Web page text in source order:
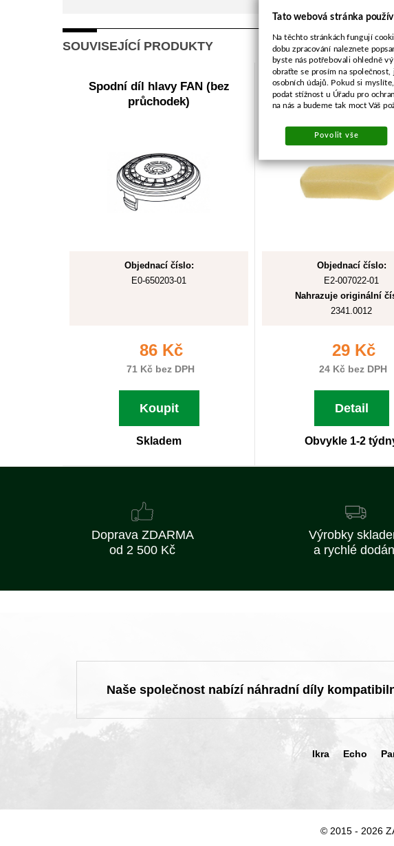
SOUVISEJÍCÍ PRODUKTY
Spodní díl hlavy FAN (bez
průchodek)
Objednací číslo:
E0-650203-01
86 Kč
71 Kč bez DPH
Koupit
Skladem
Filtr vzduchový pro
Objednací číslo:
E2-007022-01
Nahrazuje originální
2341.0012
29 Kč
24 Kč bez DPH
Detail
Obvykle 1-2
Doprava ZDARMA
od 2 500 Kč
Výrobky
a rychlé
Naše společnost nabízí náhradní díly
Ikra Echo
© 2015 - 2026
Tato webová stránka
Na těchto stránkách fungují
dobu zpracování naleznete
byste nás potřebovali ohledně
obraťte se prosím na
osobních údajů. Pokud si
podat stížnost u Úřadu pro
na nás a budeme tak moct Váš
Povolit vše